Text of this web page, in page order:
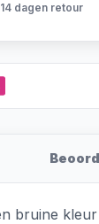
14 dagen retour
bruine